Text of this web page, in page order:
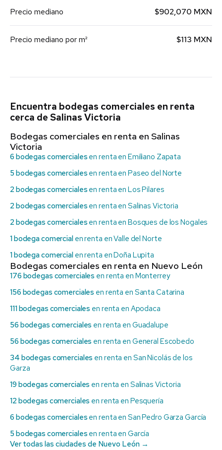
Precio mediano $902,070 MXN
Precio mediano por m² $113 MXN
Encuentra bodegas comerciales en renta
cerca de Salinas Victoria
Bodegas comerciales en renta en Salinas
Victoria
6 bodegas comerciales en renta en Emiliano Zapata
5 bodegas comerciales en renta en Paseo del Norte
2 bodegas comerciales en renta en Los Pilares
2 bodegas comerciales en renta en Salinas Victoria
2 bodegas comerciales en renta en Bosques de los Nogales
1 bodega comercialen renta en Valle del Norte
1 bodega comercialen renta en Doña Lupita
Bodegas comerciales en renta en Nuevo León
176 bodegas comerciales en renta en Monterrey
156 bodegas comerciales en renta en Santa Catarina
111 bodegas comerciales en renta en Apodaca
56 bodegas comerciales en renta en Guadalupe
56 bodegas comerciales en renta en General Escobedo
34 bodegas comerciales en renta en San Nicolás de los
Garza
19 bodegas comerciales en renta en Salinas Victoria
12 bodegas comerciales en renta en Pesquería
6 bodegas comerciales en renta en San Pedro Garza García
5 bodegas comerciales en renta en García
Ver todas las ciudades de Nuevo León →